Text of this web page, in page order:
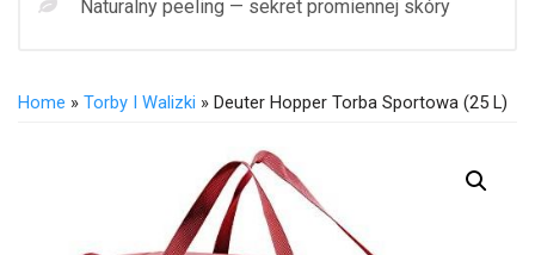
Naturalny peeling — sekret promiennej skóry
Home » Torby I Walizki » Deuter Hopper Torba Sportowa (25 L)